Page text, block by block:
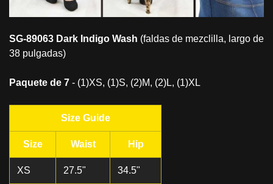
SG-89063 Dark Indigo Wash (faldas de mezclilla, largo de
38 pulgadas)
Paquete de 7 - (1)XS, (1)S, (2)M, (2)L, (1)XL
Size Guide
Size Waist Hip
XS 27.5" 34.5"